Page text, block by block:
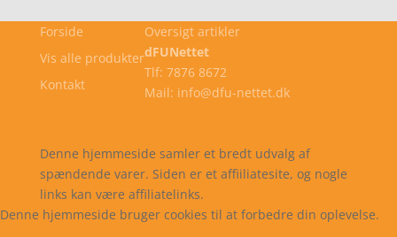
Forside
Vis alle produkter
Kontakt
Oversigt artikler
dFUNettet
Tlf: 7876 8672
Mail: info@dfu-nettet.dk
Denne hjemmeside samler et bredt udvalg af
spændende varer. Siden er et affiiliatesite, og nogle
links kan være affiliatelinks.
Denne hjemmeside bruger cookies til at forbedre din oplevelse.